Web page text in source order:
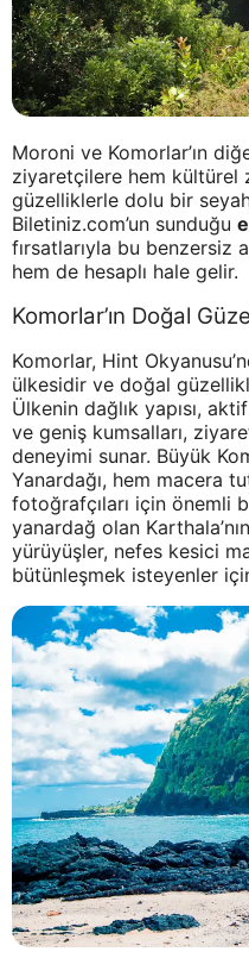
Moroni ve Komorlar’ın
ziyaretçilere hem kültürel
güzelliklerle dolu bir
Biletiniz.com’un sunduğu
fırsatlarıyla bu benzersiz
hem de hesaplı hale gelir.
Komorlar’ın Doğal
Komorlar, Hint
ülkesidir ve doğal
Ülkenin dağlık yapısı,
ve geniş kumsalları,
deneyimi sunar. Büyük
Yanardağı, hem macera
fotoğrafçıları için önemli
yanardağ olan
yürüyüşler, nefes kesici
bütünleşmek isteyenler